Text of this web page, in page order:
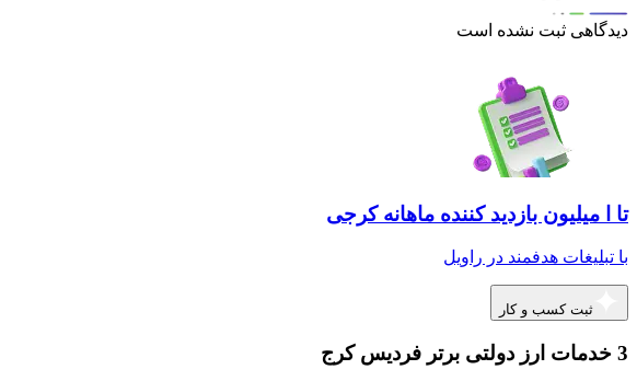
دیدگاهی ثبت نشده است
تا ا میلیون بازدید کننده ماهانه کرجی
با تبلیغات هدفمند در راویل
ثبت کسب و کار
3 خدمات ارز دولتی برتر فردیس کرج